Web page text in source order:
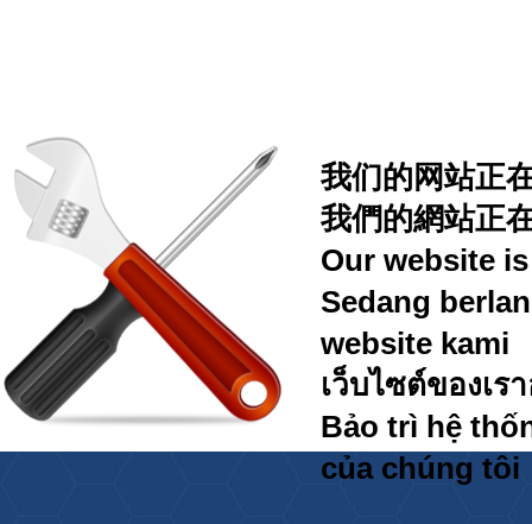
我们的网站正
我們的網站正
Our website
Sedang
website kami
เว็บไซต์ของเร
Bảo trì hệ
của chúng tôi